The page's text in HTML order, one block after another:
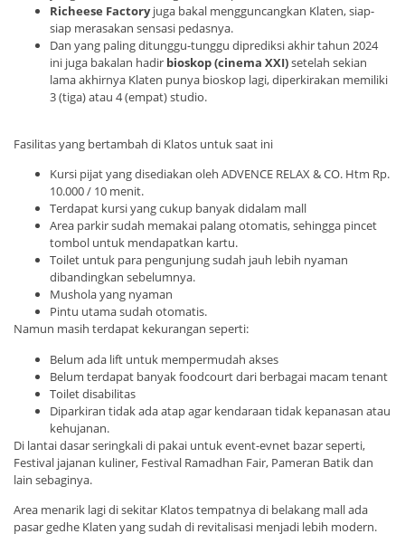
Richeese Factoryjuga bakal mengguncangkan Klaten, siap-
siap merasakan sensasi pedasnya.
Dan yang paling ditunggu-tunggu diprediksi akhir tahun 2024
ini juga bakalan hadir bioskop (cinema XXI)setelah sekian
lama akhirnya Klaten punya bioskop lagi, diperkirakan memiliki
3 (tiga) atau 4 (empat) studio.
Fasilitas yang bertambah di Klatos untuk saat ini
Kursi pijat yang disediakan oleh ADVENCE RELAX & CO. Htm Rp.
10.000 / 10 menit.
Terdapat kursi yang cukup banyak didalam mall
Area parkir sudah memakai palang otomatis, sehingga pincet
tombol untuk mendapatkan kartu.
Toilet untuk para pengunjung sudah jauh lebih nyaman
dibandingkan sebelumnya.
Mushola yang nyaman
Pintu utama sudah otomatis.
Namun masih terdapat kekurangan seperti:
Belum ada lift untuk mempermudah akses
Belum terdapat banyak foodcourt dari berbagai macam tenant
Toilet disabilitas
Diparkiran tidak ada atap agar kendaraan tidak kepanasan atau
kehujanan.
Di lantai dasar seringkali di pakai untuk event-evnet bazar seperti,
Festival jajanan kuliner, Festival Ramadhan Fair, Pameran Batik dan
lain sebaginya.
Area menarik lagi di sekitar Klatos tempatnya di belakang mall ada
pasar gedhe Klaten yang sudah di revitalisasi menjadi lebih modern.